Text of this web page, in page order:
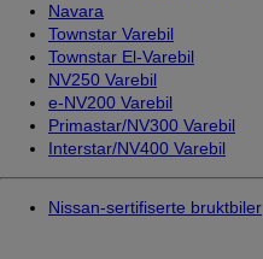
Navara
Townstar Varebil
Townstar El-Varebil
NV250 Varebil
e-NV200 Varebil
Primastar/NV300 Varebil
Interstar/NV400 Varebil
Nissan-sertifiserte bruktbiler